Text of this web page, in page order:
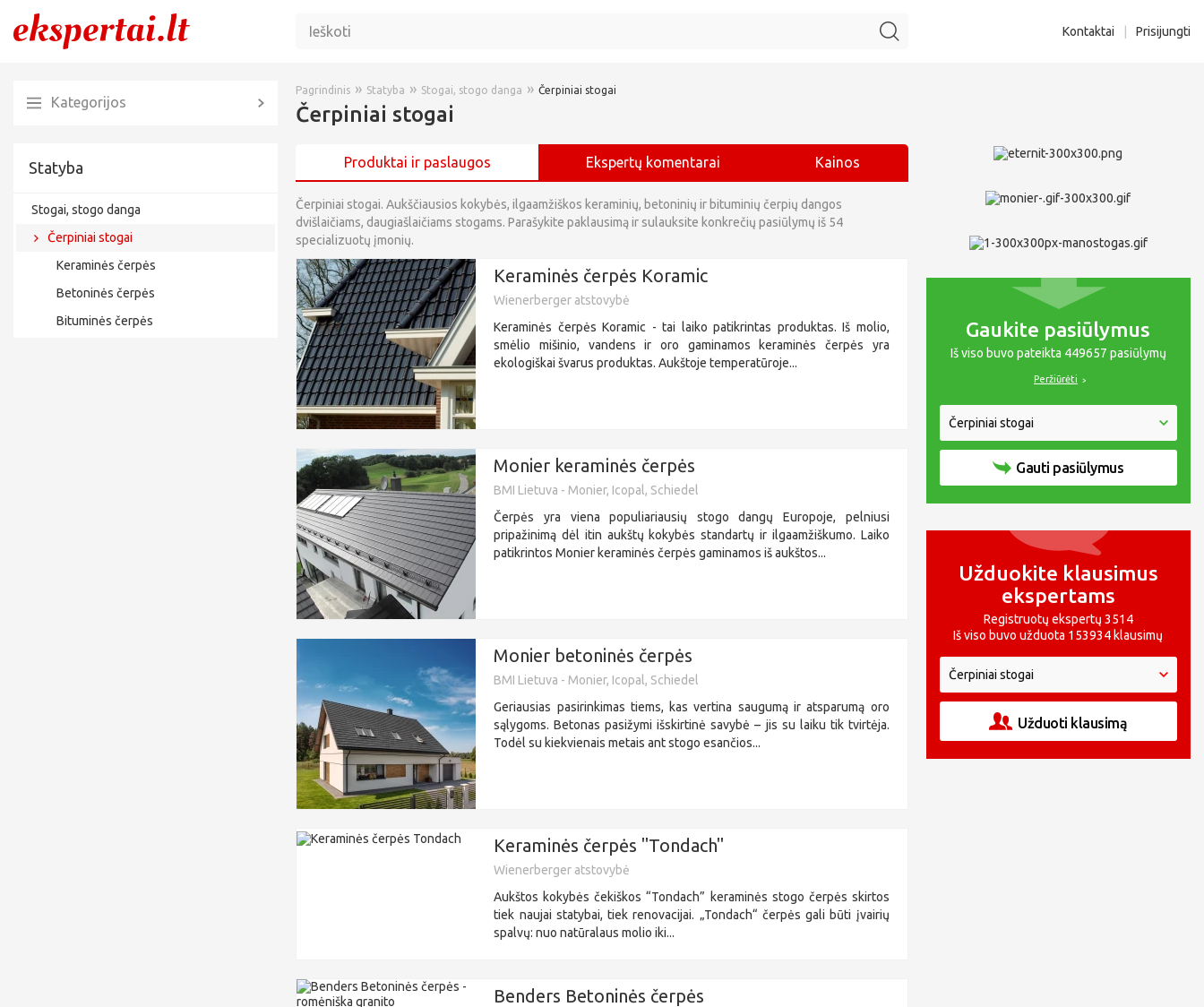
Kontaktai Prisijungti
Kategorijos
Statyba
Stogai, stogo danga
Čerpiniai stogai
Keraminės čerpės
Betoninės čerpės
Bituminės čerpės
Pagrindinis » Statyba » Stogai, stogo danga » Čerpiniai stogai
Čerpiniai stogai
Produktai ir paslaugos Ekspertų komentarai Kainos
Čerpiniai stogai. Aukščiausios kokybės, ilgaamžiškos keraminių, betoninių ir bituminių čerpių dangos
dvišlaičiams, daugiašlaičiams stogams. Parašykite paklausimą ir sulauksite konkrečių pasiūlymų iš 54
specializuotų įmonių.
Keraminės čerpės Koramic
Wienerberger atstovybė
Keraminės čerpės Koramic - tai laiko patikrintas produktas. Iš molio,
smėlio mišinio, vandens ir oro gaminamos keraminės čerpės yra
ekologiškai švarus produktas. Aukštoje temperatūroje...
Monier keraminės čerpės
BMI Lietuva - Monier, Icopal, Schiedel
Čerpės yra viena populiariausių stogo dangų Europoje, pelniusi
pripažinimą dėl itin aukštų kokybės standartų ir ilgaamžiškumo. Laiko
patikrintos Monier keraminės čerpės gaminamos iš aukštos...
Monier betoninės čerpės
BMI Lietuva - Monier, Icopal, Schiedel
Geriausias pasirinkimas tiems, kas vertina saugumą ir atsparumą oro
sąlygoms. Betonas pasižymi išskirtinė savybė – jis su laiku tik tvirtėja.
Todėl su kiekvienais metais ant stogo esančios...
Keraminės čerpės "Tondach"
Wienerberger atstovybė
Aukštos kokybės čekiškos “Tondach” keraminės stogo čerpės skirtos
tiek naujai statybai, tiek renovacijai. „Tondach“ čerpės gali būti įvairių
spalvų: nuo natūralaus molio iki...
Benders Betoninės čerpės
Gaukite pasiūlymus
Iš viso buvo pateikta 449657 pasiūlymų
Peržiūrėti
Gauti pasiūlymus
Užduokite klausimus
ekspertams
Registruotų ekspertų 3514
Iš viso buvo užduota 153934 klausimų
Užduoti klausimą